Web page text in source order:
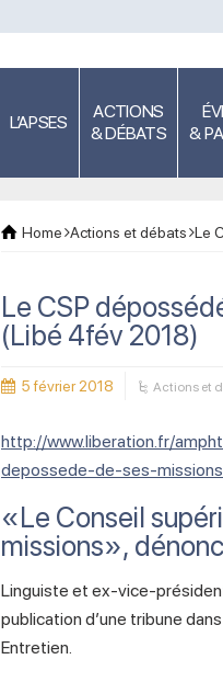
L’APSES
ACTIONS
& DÉBATS
&
Home Actions et débats Le
Le CSP
(Libé 4fév 2018)
5 février 2018 Actions et
http://www.liberation.fr/
depossede-de-ses-
«Le Conseil
missions»,
Linguiste et ex-vice-
publication d’une tribune
Entretien.